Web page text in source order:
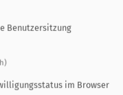
nachklingen
noch einmal die
Weihnachtstage ist
Eine
Benutzersitzung
im Browser